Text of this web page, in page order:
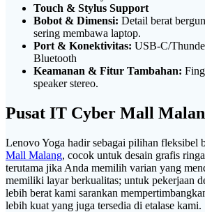
Touch & Stylus Support
Bobot & Dimensi: Detail berat
sering membawa laptop.
Port & Konektivitas: USB-C/
Bluetooth
Keamanan & Fitur Tambahan:
speaker stereo.
Pusat IT Cyber Mall
Lenovo Yoga hadir sebagai pilihan fleksibel
Mall Malang, cocok untuk desain grafis
terutama jika Anda memilih varian yang
memiliki layar berkualitas; untuk pekerjaan
lebih berat kami sarankan
lebih kuat yang juga tersedia di etalase kami.